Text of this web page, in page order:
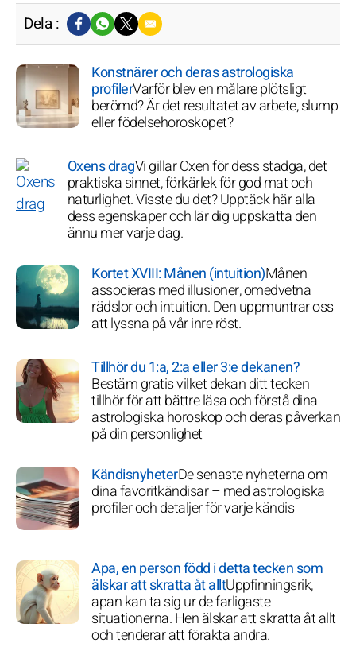
Dela :
Konstnärer och deras astrologiska
profilerVarför blev en målare plötsligt
berömd? Är det resultatet av arbete, slump
eller födelsehoroskopet?
Oxens dragVi gillar Oxen för dess stadga, det
praktiska sinnet, förkärlek för god mat och
naturlighet. Visste du det? Upptäck här alla
dess egenskaper och lär dig uppskatta den
ännu mer varje dag.
Kortet XVIII: Månen (intuition)Månen
associeras med illusioner, omedvetna
rädslor och intuition. Den uppmuntrar oss
att lyssna på vår inre röst.
Tillhör du 1:a, 2:a eller 3:e dekanen?
Bestäm gratis vilket dekan ditt tecken
tillhör för att bättre läsa och förstå dina
astrologiska horoskop och deras påverkan
på din personlighet
KändisnyheterDe senaste nyheterna om
dina favoritkändisar – med astrologiska
profiler och detaljer för varje kändis
Apa, en person född i detta tecken som
älskar att skratta åt alltUppfinningsrik,
apan kan ta sig ur de farligaste
situationerna. Hen älskar att skratta åt allt
och tenderar att förakta andra.